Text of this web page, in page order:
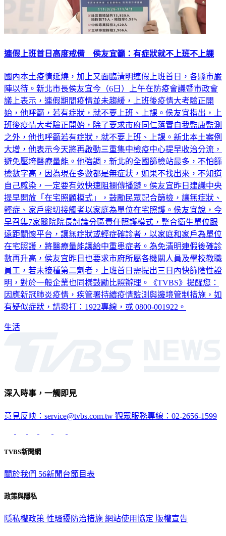
連假上班首日高度戒備 侯友宜籲：有症狀就不上班不上課
國內本土疫情延燒，加上又面臨清明連假上班首日，各縣市嚴
陣以待。新北市長侯友宜今（6日）上午在防疫會議暨市政會
議上表示，連假期間疫情並未趨緩，上班後疫情大考驗正開
始，他呼籲，若有症狀，就不要上班、上課。侯友宜指出，上
班後疫情大考驗正開始，除了要求市府同仁落實自我監康監測
之外，他也呼籲若有症狀，就不要上班、上課。新北本土案例
大增，他表示今天將再啟動三重集中檢疫中心提早收治分流，
避免壓垮醫療量能。他強調，新北的全國篩檢站最多，不怕篩
檢數字高，因為現在多數都是無症狀，如果不找出來，不知道
自己感染，一定要有效快速阻攔傳播鏈。侯友宜昨日建議中央
提早開放「在宅照顧模式」，鼓勵民眾配合篩檢，讓無症狀、
輕症、家戶密切接觸者以家庭為單位在宅照護。侯友宜說，今
早召集7家醫院院長討論分區責任照護模式，整合衛生單位跟
遠距關懷平台，讓無症狀或輕症確診者，以家庭和家戶為單位
在宅照護，將醫療量能讓給中重患症者。為免清明連假後確診
數再升高，侯友宜昨日也要求市府所屬各機關人員及學校教職
員工，若未接種第二劑者，上班首日需提出三日內快篩陰性證
明，對於一般企業也同樣鼓勵比照辦理。《TVBS》提醒您：
因應新冠肺炎疫情，疾管署持續疫情監測與邊境管制措施，如
有疑似症狀，請撥打：1922專線，或 0800-001922。
生活
深入時事，一觸即見
意見反映：service@tvbs.com.tw 觀眾服務專線：02-2656-1599
TVBS新聞網
關於我們 56新聞台節目表
政策與隱私
隱私權政策 性騷擾防治措施 網站使用協定 版權宣告